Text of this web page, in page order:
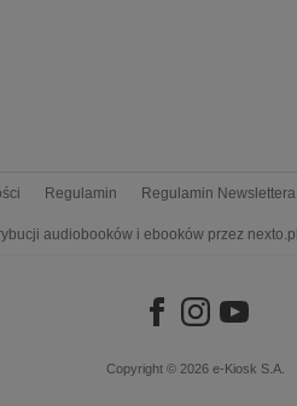
Regulamin Regulamin Newslettera
audiobooków i ebooków przez nexto.pl
Copyright © 2026 e-Kiosk S.A.